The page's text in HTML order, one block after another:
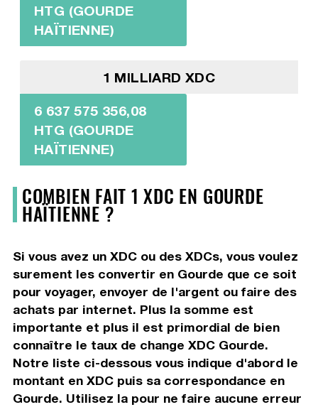
HTG (GOURDE
HAÏTIENNE)
1 MILLIARD XDC
6 637 575 356,08
HTG (GOURDE
HAÏTIENNE)
COMBIEN FAIT 1 XDC EN GOURDE
HAÏTIENNE ?
Si vous avez un XDC ou des XDCs, vous voulez
surement les convertir en Gourde que ce soit
pour voyager, envoyer de l'argent ou faire des
achats par internet. Plus la somme est
importante et plus il est primordial de bien
connaître le taux de change XDC Gourde.
Notre liste ci-dessous vous indique d'abord le
montant en XDC puis sa correspondance en
Gourde. Utilisez la pour ne faire aucune erreur